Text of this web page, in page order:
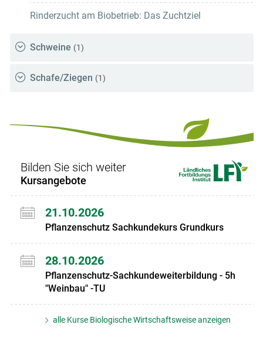
Rinderzucht am Biobetrieb: Das Zuchtziel
Schweine (1)
Schafe/Ziegen (1)
Bilden Sie sich weiter
Kursangebote
21.10.2026
Pflanzenschutz Sachkundekurs Grundkurs
28.10.2026
Pflanzenschutz-Sachkundeweiterbildung - 5h
"Weinbau" -TU
alle Kurse Biologische Wirtschaftsweise anzeigen